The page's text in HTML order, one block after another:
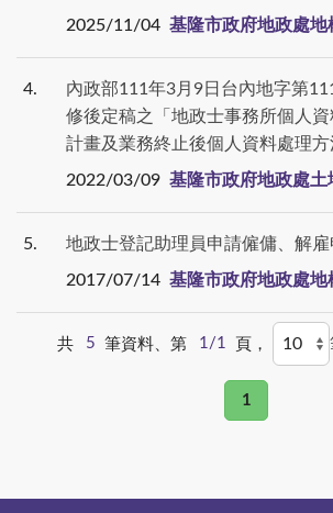
2025/11/04 基隆市政府地政處地
4
內政部111年3月9日台內地字第
修後定稿之「地政士事務所個人
計畫及業務終止後個人資料處理
2022/03/09 基隆市政府地政處土
5 地政士登記助理員申請僱傭、解
2017/07/14 基隆市政府地政處地
共 5 筆資料、第 1/1 頁，
1